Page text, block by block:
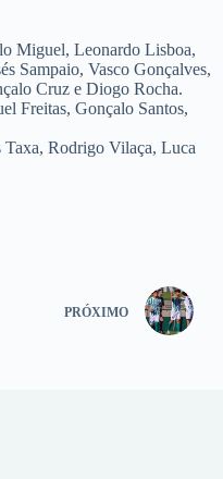
Miguel, Leonardo Lisboa,
Sampaio, Vasco Gonçalves,
Cruz e Diogo Rocha.
Freitas, Gonçalo Santos,
Rodrigo Vilaça, Luca
PRÓXIMO